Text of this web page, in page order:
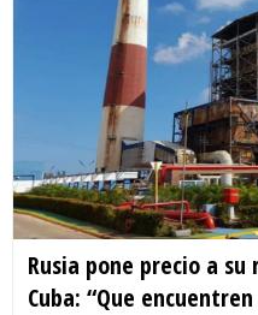
Rusia pone precio a
Cuba: “Que